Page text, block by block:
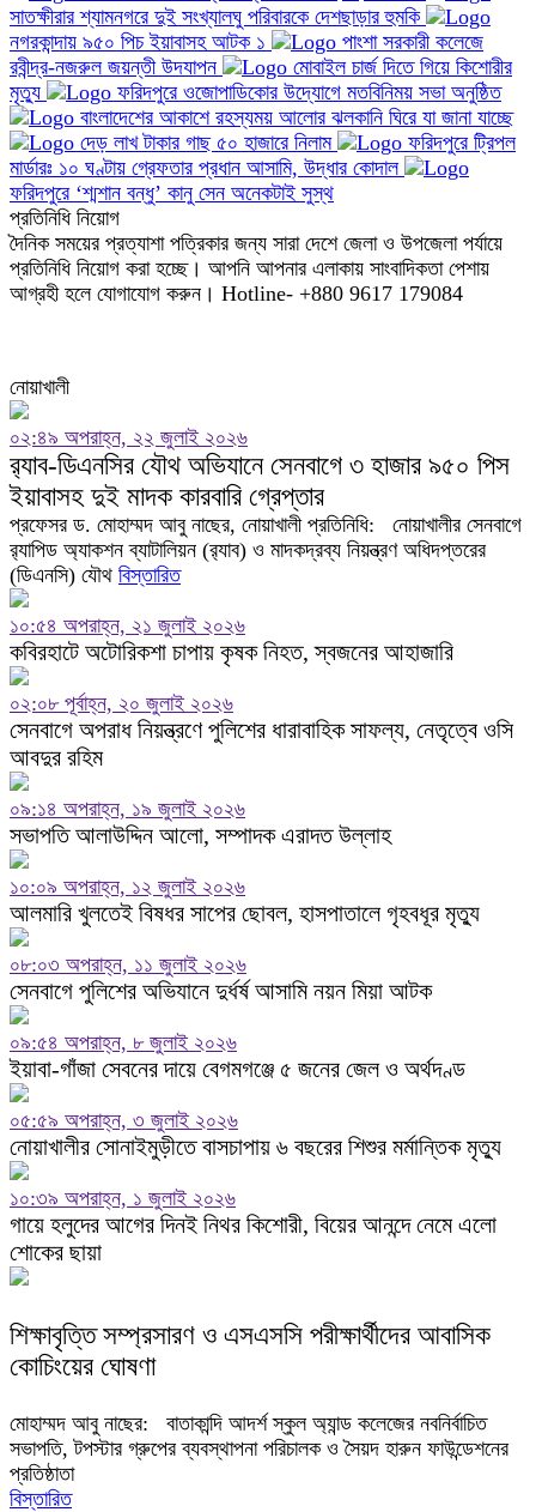
সাতক্ষীরার শ্যামনগরে দুই সংখ্যালঘু পরিবারকে দেশছাড়ার হুমকি
নগরকান্দায় ৯৫০ পিচ ইয়াবাসহ আটক ১
পাংশা সরকারী কলেজে
রবীন্দ্র-নজরুল জয়ন্তী উদযাপন
মোবাইল চার্জ দিতে গিয়ে কিশোরীর
মৃত্যু
ফরিদপুরে ওজোপাডিকোর উদ্যোগে মতবিনিময় সভা অনুষ্ঠিত
বাংলাদেশের আকাশে রহস্যময় আলোর ঝলকানি ঘিরে যা জানা যাচ্ছে
দেড় লাখ টাকার গাছ ৫০ হাজারে নিলাম
ফরিদপুরে ট্রিপল
মার্ডারঃ ১০ ঘণ্টায় গ্রেফতার প্রধান আসামি, উদ্ধার কোদাল
ফরিদপুরে ‘শ্মশান বন্ধু’ কানু সেন অনেকটাই সুস্থ
প্রতিনিধি নিয়োগ
দৈনিক সময়ের প্রত্যাশা পত্রিকার জন্য সারা দেশে জেলা ও উপজেলা পর্যায়ে
প্রতিনিধি নিয়োগ করা হচ্ছে। আপনি আপনার এলাকায় সাংবাদিকতা পেশায়
আগ্রহী হলে যোগাযোগ করুন। Hotline- +880 9617 179084
নোয়াখালী
০২:৪৯ অপরাহ্ন, ২২ জুলাই ২০২৬
র‍্যাব-ডিএনসির যৌথ অভিযানে সেনবাগে ৩ হাজার ৯৫০ পিস
ইয়াবাসহ দুই মাদক কারবারি গ্রেপ্তার
প্রফেসর ড. মোহাম্মদ আবু নাছের, নোয়াখালী প্রতিনিধি: নোয়াখালীর সেনবাগে
র‍্যাপিড অ্যাকশন ব্যাটালিয়ন (র‍্যাব) ও মাদকদ্রব্য নিয়ন্ত্রণ অধিদপ্তরের
(ডিএনসি) যৌথ বিস্তারিত
১০:৫৪ অপরাহ্ন, ২১ জুলাই ২০২৬
কবিরহাটে অটোরিকশা চাপায় কৃষক নিহত, স্বজনের আহাজারি
০২:০৮ পূর্বাহ্ন, ২০ জুলাই ২০২৬
সেনবাগে অপরাধ নিয়ন্ত্রণে পুলিশের ধারাবাহিক সাফল্য, নেতৃত্বে ওসি
আবদুর রহিম
০৯:১৪ অপরাহ্ন, ১৯ জুলাই ২০২৬
সভাপতি আলাউদ্দিন আলো, সম্পাদক এরাদত উল্লাহ
১০:০৯ অপরাহ্ন, ১২ জুলাই ২০২৬
আলমারি খুলতেই বিষধর সাপের ছোবল, হাসপাতালে গৃহবধূর মৃত্যু
০৮:০৩ অপরাহ্ন, ১১ জুলাই ২০২৬
সেনবাগে পুলিশের অভিযানে দুর্ধর্ষ আসামি নয়ন মিয়া আটক
০৯:৫৪ অপরাহ্ন, ৮ জুলাই ২০২৬
ইয়াবা-গাঁজা সেবনের দায়ে বেগমগঞ্জে ৫ জনের জেল ও অর্থদণ্ড
০৫:৫৯ অপরাহ্ন, ৩ জুলাই ২০২৬
নোয়াখালীর সোনাইমুড়ীতে বাসচাপায় ৬ বছরের শিশুর মর্মান্তিক মৃত্যু
১০:৩৯ অপরাহ্ন, ১ জুলাই ২০২৬
গায়ে হলুদের আগের দিনই নিথর কিশোরী, বিয়ের আনন্দে নেমে এলো
শোকের ছায়া
শিক্ষাবৃত্তি সম্প্রসারণ ও এসএসসি পরীক্ষার্থীদের আবাসিক
কোচিংয়ের ঘোষণা
মোহাম্মদ আবু নাছের: বাতাকান্দি আদর্শ স্কুল অ্যান্ড কলেজের নবনির্বাচিত
সভাপতি, টপস্টার গ্রুপের ব্যবস্থাপনা পরিচালক ও সৈয়দ হারুন ফাউন্ডেশনের
প্রতিষ্ঠাতা
বিস্তারিত